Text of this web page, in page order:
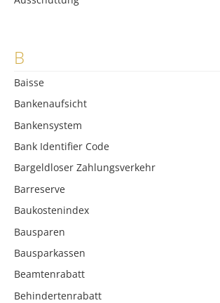
B
Baisse
Bankenaufsicht
Bankensystem
Bank Identifier Code
Bargeldloser Zahlungsverkehr
Barreserve
Baukostenindex
Bausparen
Bausparkassen
Beamtenrabatt
Behindertenrabatt